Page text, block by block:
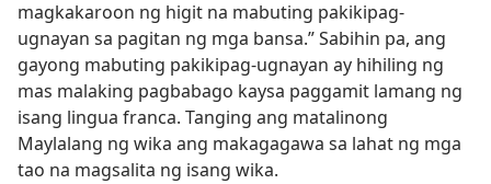
magkakaroon ng higit na mabuting pakikipag-
ugnayan sa pagitan ng mga bansa.” Sabihin pa, ang
gayong mabuting pakikipag-ugnayan ay hihiling ng
mas malaking pagbabago kaysa paggamit lamang ng
isang lingua franca. Tanging ang matalinong
Maylalang ng wika ang makagagawa sa lahat ng mga
tao na magsalita ng isang wika.